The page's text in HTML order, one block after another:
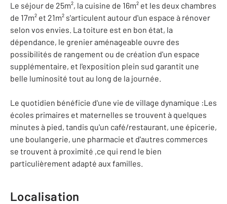
Le séjour de 25m², la cuisine de 16m² et les deux chambres
de 17m² et 21m² s'articulent autour d'un espace à rénover
selon vos envies. La toiture est en bon état, la
dépendance, le grenier aménageable ouvre des
possibilités de rangement ou de création d'un espace
supplémentaire, et l'exposition plein sud garantit une
belle luminosité tout au long de la journée.
Le quotidien bénéficie d'une vie de village dynamique :Les
écoles primaires et maternelles se trouvent à quelques
minutes à pied, tandis qu'un café/restaurant, une épicerie,
une boulangerie, une pharmacie et d'autres commerces
se trouvent à proximité ,ce qui rend le bien
particulièrement adapté aux familles.
Localisation